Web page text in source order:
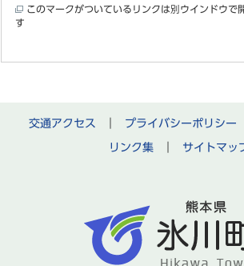
このマークがついているリンクは別ウインドウで
す
交通アクセス プライバシーポリシー
リンク集
サイトマッ